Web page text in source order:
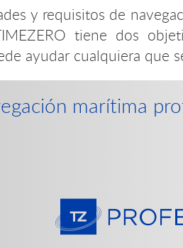
y requisitos de
tiene dos
ayudar cualquiera que
marítima